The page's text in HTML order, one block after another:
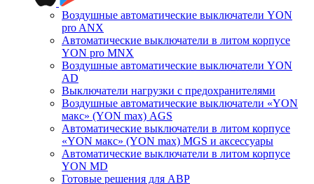
Воздушные автоматические выключатели YON
pro ANX
Автоматические выключатели в литом корпусе
YON pro MNX
Воздушные автоматические выключатели YON
AD
Выключатели нагрузки с предохранителями
Воздушные автоматические выключатели «YON
макс» (YON max) AGS
Автоматические выключатели в литом корпусе
«YON макс» (YON max) MGS и аксессуары
Автоматические выключатели в литом корпусе
YON MD
Готовые решения для АВР